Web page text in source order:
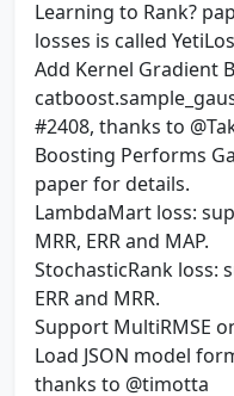
Learning to Rank?
losses is called
Add Kernel Gradient
#2408, thanks to
Boosting Performs
paper for details.
LambdaMart loss:
MRR, ERR and MAP.
StochasticRank loss:
ERR and MRR.
Support MultiRMSE
Load JSON model
thanks to @timotta